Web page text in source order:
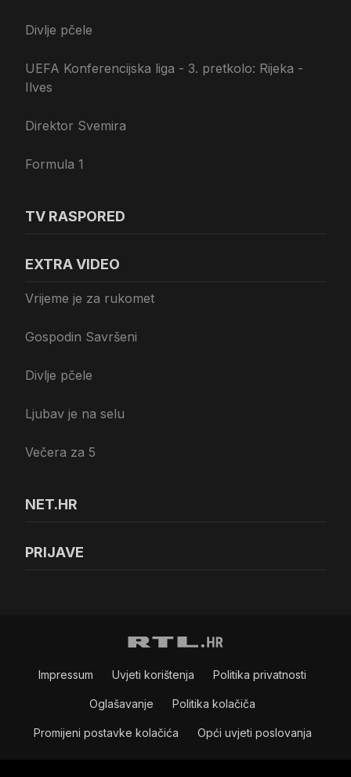
Divlje pčele
UEFA Konferencijska liga - 3. pretkolo: Rijeka -
Ilves
Direktor Svemira
Formula 1
TV RASPORED
EXTRA VIDEO
Vrijeme je za rukomet
Gospodin Savršeni
Divlje pčele
Ljubav je na selu
Večera za 5
NET.HR
PRIJAVE
Impressum Uvjeti korištenja Politika privatnosti
Oglašavanje Politika kolačiča
Promijeni postavke kolačića Opći uvjeti poslovanja